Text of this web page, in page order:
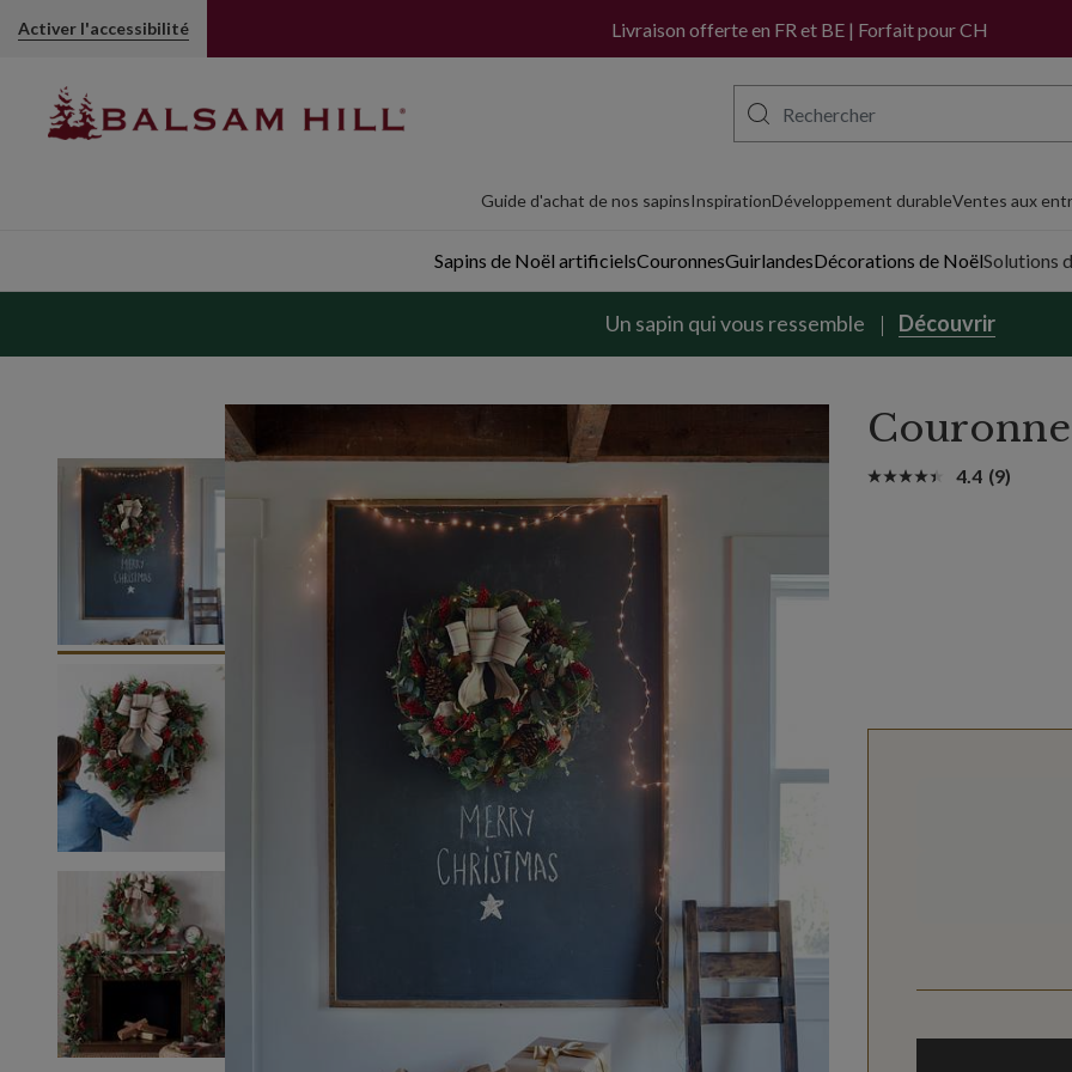
Activer l'accessibilité Livraison offerte en FR et BE | Forfait pour CH
Guide d'achat de nos sapinsInspirationDéveloppement durableVentes aux
Sapins de Noël artificielsCouronnesGuirlandesDécorations de NoëlSolutions
Un sapin qui vous ressemble Découvrir
4.4 (9)